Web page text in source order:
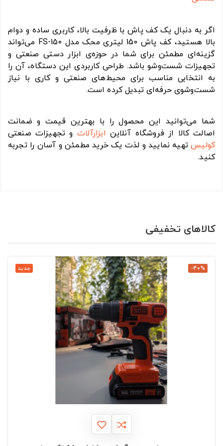
اگر به دنبال یک کف پاش با ظرفیت بالا، کاربری ساده و دوام
بالا هستید، کف پاش 150 لیتری محک مدل FS-150 می‌تواند
گزینه‌ای مطمئن برای شما در حوزه‌ی ابزار دستی صنعتی و
تجهیزات شست‌وشو باشد. طراحی کاربردی این دستگاه، آن را
به انتخابی مناسب برای محیط‌های صنعتی و کاری با نیاز
شست‌وشوی حرفه‌ای تبدیل کرده است.
شما می‌توانید این محصول را با بهترین قیمت و ضمانت
اصالت کالا از فروشگاه آنلاین ابزارآلات و تجهیزات صنعتی
کولیستهیه نمایید و لذت یک خرید مطمئن و آسان را تجربه
کنید.
کالاهای تخفیفی
جدید ‎−40%